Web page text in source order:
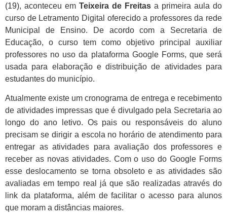
(19), aconteceu em Teixeira de Freitas a primeira aula do
curso de Letramento Digital oferecido a professores da rede
Municipal de Ensino. De acordo com a Secretaria de
Educação, o curso tem como objetivo principal auxiliar
professores no uso da plataforma Google Forms, que será
usada para elaboração e distribuição de atividades para
estudantes do município.
Atualmente existe um cronograma de entrega e recebimento
de atividades impressas que é divulgado pela Secretaria ao
longo do ano letivo. Os pais ou responsáveis do aluno
precisam se dirigir a escola no horário de atendimento para
entregar as atividades para avaliação dos professores e
receber as novas atividades. Com o uso do Google Forms
esse deslocamento se torna obsoleto e as atividades são
avaliadas em tempo real já que são realizadas através do
link da plataforma, além de facilitar o acesso para alunos
que moram a distâncias maiores.